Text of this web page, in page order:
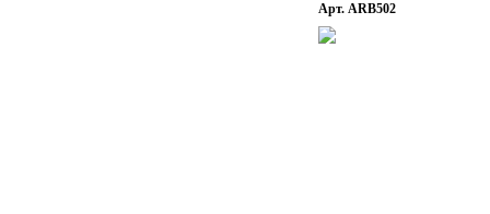
Арт. ARB502